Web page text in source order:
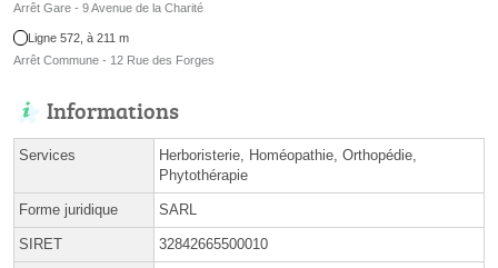
Arrêt Gare - 9 Avenue de la Charité
Ligne 572, à 211 m
Arrêt Commune - 12 Rue des Forges
Informations
Services
Herboristerie, Homéopathie, Orthopédie,
Phytothérapie
Forme juridique SARL
SIRET 32842665500010